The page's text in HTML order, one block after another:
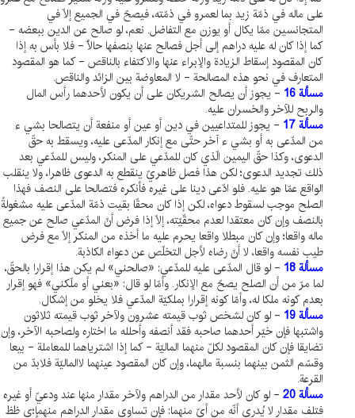
على ماله في ذمّة زيد بما لعمرو في ذمّته، فيصحّ في الجميع إلّا في
المتجانسين ممّا يكال أو يوزن مع التفاضل. نعم، لو صالح عن الدين ببعضه -
كما إذا كان له عليه دراهم إلى أجل فصالح عنها بنصفها حالّاً - فلا بأس به إذا
كان المقصود إسقاط الزيادة والإبراء عنها والاكتفاء بالناقص - كما هو المقصود
المتعارف في نحو هذه المصالحة - لا المعاوضة بين الزائد والناقص.
مسألة 16
- يجوز أن يصالح الشريكان على أن يكون لأحدهما رأس المال
والربح للآخر والخسران عليه.
مسألة 17
- يجوز للمتداعيين في دين أو عين أو منفعة أن يتصالحا بشي ء
من المدّعى به أو بشي ء آخر حتّى مع إنكار المدّعى عليه، ويسقط به حقّ
الدعوى، وكذا حقّ اليمين الّذي كان للمدّعي على المنكر، وليس للمدّعي بعد
ذلك تجديد الدعوى؛ لكن هذا فصل ظاهريّ ينقطع به الدعوى ظاهرا، ولا ينقلب
الواقع عمّا هو عليه. فلو ادّعى دينا على غيره فأنكره فتصالحا على النصف فهذا
الصلح موجب لسقوط دعواه، لكن إذا كان محقّا بقيت ذمّة المدّعى عليه مشغولةً
بالنصف وإن كان معتقدا لعدم محقّيّته، إلّا إذا فرض أنّ المدّعي صالح عن جميع
ماله واقعا؛ وإن كان مبطلا واقعا يحرم عليه ما أخذه من المنكر إلّا مع فرض
طيب نفسه واقعا، لا أنّ رضاه لأجل التخلّص عن دعواه الكاذبة.
مسألة 18
- لو قال المدّعى عليه للمدّعي: «صالحني» لم يكن هذا إقرارا بالحقّ،
لما مرّ من أن الصلح يصحّ مع الإنكار. وأمّا لو قال: «بعني أو ملّكني» فهو إقرار
بعدم كونه ملكا له، وأمّا كونه إقرارا بملكيّة المدّعي فلا يخلو من إشكال.
مسألة 19
- لو كان لشخص ثوب قيمته عشرون ولآخر ثوب قيمته ثلاثون
واشتبها فإن خيّر أحدهما صاحبه فقد أنصفه وأحلله ما اختاره ولصاحبه الآخر، وإن
تضايقا فإن كان المقصود لكلّ منهما الماليّة - كما إذا اشترياهما للمعاملة - بيعا
وقسّم الثمن بينهما بنسبة مالهما، وإن كان المقصود عينهما لاالماليّة فلابدّ من
القرعة.
مسألة 20
- لو كان لأحد مقدار من الدراهم ولآخر مقدار منها عند ودعيّ أو غيره
فتلف مقدار لا يُدرى أنّه من أيّ منهما: فإن تساوى مقدار الدراهم منهمإ؛ي ظظ